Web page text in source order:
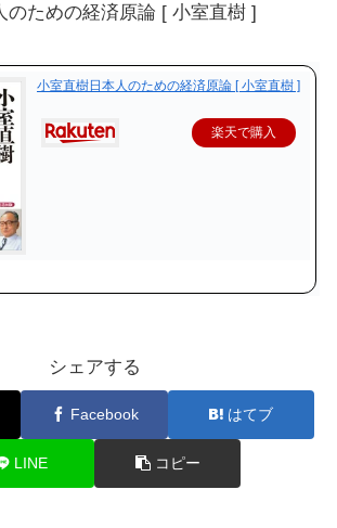
のための経済原論 [ 小室直樹 ]
小室直樹日本人のための経済原論 [ 小室直樹 ]
楽天で購入
シェアする
Facebook はてブ
LINE コピー